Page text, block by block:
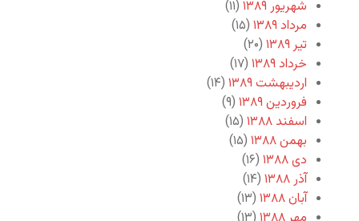
شهریور ۱۳۸۹
(۱۱)
مرداد ۱۳۸۹
(۱۵)
تیر ۱۳۸۹
(۲۰)
خرداد ۱۳۸۹
(۱۷)
اردیبهشت ۱۳۸۹
(۱۴)
فروردین ۱۳۸۹
(۹)
اسفند ۱۳۸۸
(۱۵)
بهمن ۱۳۸۸
(۱۵)
دی ۱۳۸۸
(۱۶)
آذر ۱۳۸۸
(۱۴)
آبان ۱۳۸۸
(۱۳)